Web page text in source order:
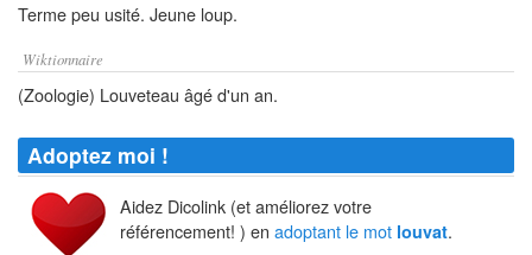
Terme peu usité. Jeune loup.
Wiktionnaire
(Zoologie) Louveteau âgé d'un an.
Adoptez moi !
Aidez Dicolink (et améliorez votre
référencement! ) en adoptant le mot louvat.